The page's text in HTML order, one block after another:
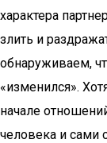
характера
злить и
обнаруживаем,
«изменился».
начале
человека и сами